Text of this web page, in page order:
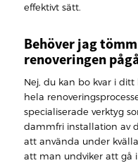
effektivt sätt.
Behöver jag
renoveringen
Nej, du kan bo kvar i
hela
specialiserade verktyg
dammfri installation av
att använda under
att man undviker att gå